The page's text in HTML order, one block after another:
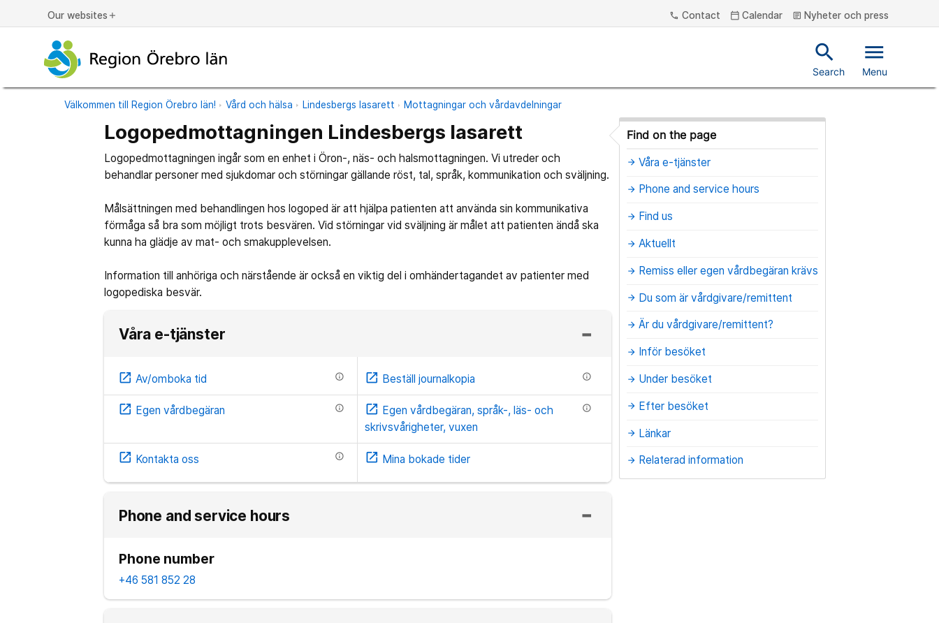
Our websites add phone Contact calendar_today Calendar article Nyheter och press
search
Search
menu
Menu
Välkommen till Region Örebro län! Vård och hälsa Lindesbergs lasarett Mottagningar och vårdavdelningar
Logopedmottagningen Lindesbergs lasarett
Logopedmottagningen ingår som en enhet i Öron-, näs- och halsmottagningen. Vi utreder och
behandlar personer med sjukdomar och störningar gällande röst, tal, språk, kommunikation och sväljning.
Målsättningen med behandlingen hos logoped är att hjälpa patienten att använda sin kommunikativa
förmåga så bra som möjligt trots besvären. Vid störningar vid sväljning är målet att patienten ändå ska
kunna ha glädje av mat- och smakupplevelsen.
Information till anhöriga och närstående är också en viktig del i omhändertagandet av patienter med
logopediska besvär.
Våra e-tjänster
open_in_new Av/omboka tid info open_in_new Beställ journalkopia info
open_in_new Egen vårdbegäran info open_in_new Egen vårdbegäran, språk-, läs- och
skrivsvårigheter, vuxen
info
open_in_new Kontakta oss info open_in_new Mina bokade tider
Phone and service hours
Phone number
+46 581 852 28
Find on the page
arrow_forward Våra e-tjänster
arrow_forward Phone and service hours
arrow_forward Find us
arrow_forward Aktuellt
arrow_forward Remiss eller egen vårdbegäran krävs
arrow_forward Du som är vårdgivare/remittent
arrow_forward Är du vårdgivare/remittent?
arrow_forward Inför besöket
arrow_forward Under besöket
arrow_forward Efter besöket
arrow_forward Länkar
arrow_forward Relaterad information